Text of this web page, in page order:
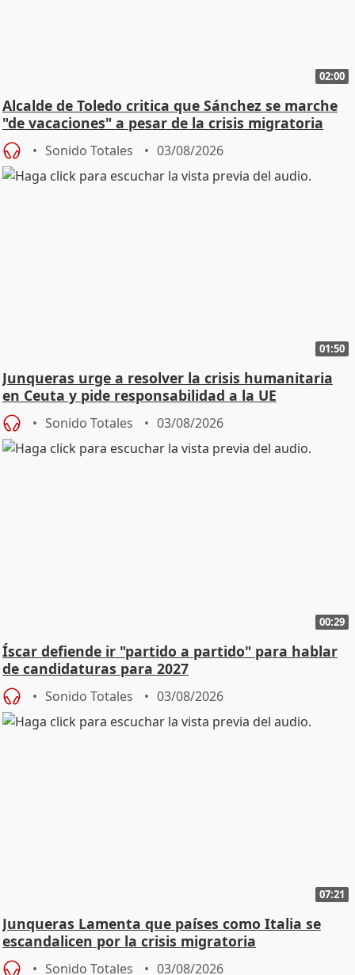
02:00
Alcalde de Toledo critica que Sánchez se marche
"de vacaciones" a pesar de la crisis migratoria
Sonido Totales 03/08/2026
01:50
Junqueras urge a resolver la crisis humanitaria
en Ceuta y pide responsabilidad a la UE
Sonido Totales 03/08/2026
00:29
Íscar defiende ir "partido a partido" para hablar
de candidaturas para 2027
Sonido Totales 03/08/2026
07:21
Junqueras Lamenta que países como Italia se
escandalicen por la crisis migratoria
Sonido Totales 03/08/2026